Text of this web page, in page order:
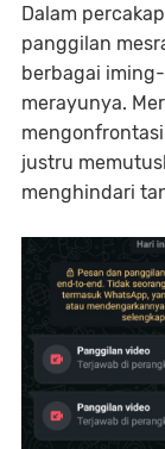
Dalam
panggilan
berbagai
merayunya.
justru
menghindari